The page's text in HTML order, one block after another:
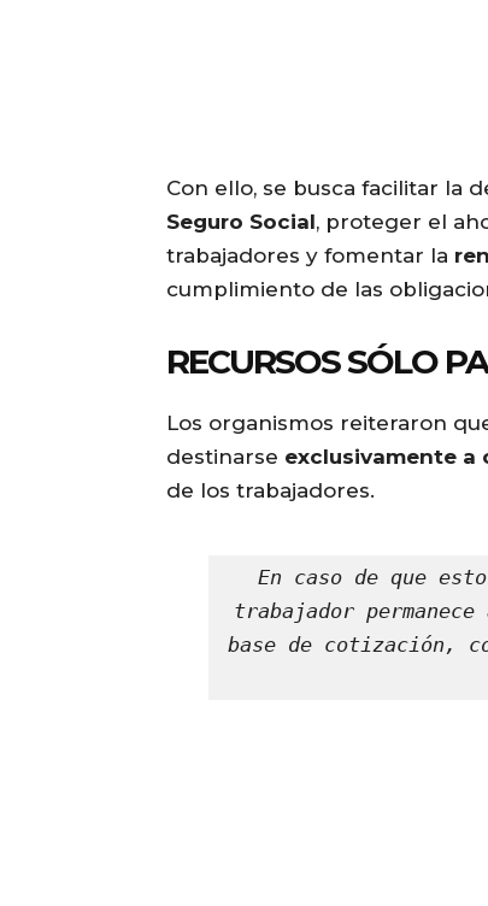
Con ello, se busca facilitar la
Seguro Social, proteger el
trabajadores y fomentar la
cumplimiento de las
RECURSOS SÓLO
Los organismos reiteraron
destinarse exclusivamente a
de los trabajadores.
En caso de que
trabajador
base de cotización,